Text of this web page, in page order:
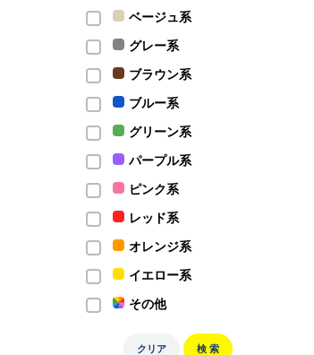
ベージュ系
グレー系
ブラウン系
ブルー系
グリーン系
パープル系
ピンク系
レッド系
オレンジ系
イエロー系
その他
クリア 検 索